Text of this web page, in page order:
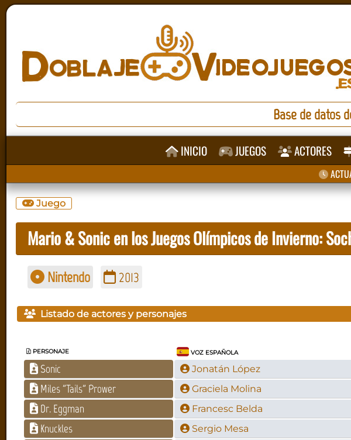
Base de datos
INICIO JUEGOS ACTORES
Juego
Mario & Sonic en los Juegos Olímpicos de Invierno:
Nintendo 2013
Listado de actores y personajes
PERSONAJE VOZ ESPAÑOLA
Sonic Jonatán López
Miles "Tails" Prower Graciela Molina
Dr. Eggman Francesc Belda
Knuckles Sergio Mesa